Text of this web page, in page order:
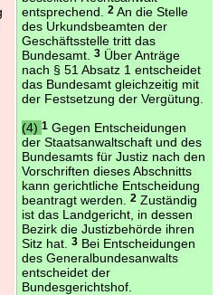
entsprechend.
2An die Stelle
des Urkundsbeamten der
Geschäftsstelle tritt das
Bundesamt.
3Über Anträge
nach § 51 Absatz 1 entscheidet
das Bundesamt gleichzeitig mit
der Festsetzung der Vergütung.
(4) 1Gegen Entscheidungen
der Staatsanwaltschaft und des
Bundesamts für Justiz nach den
Vorschriften dieses Abschnitts
kann gerichtliche Entscheidung
beantragt werden.
2Zuständig
ist das Landgericht, in dessen
Bezirk die Justizbehörde ihren
Sitz hat.
3Bei Entscheidungen
des Generalbundesanwalts
entscheidet der
Bundesgerichtshof.